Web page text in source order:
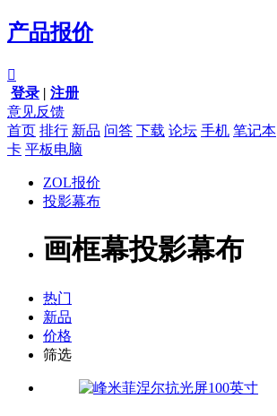
产品报价

登录 | 注册
意见反馈
首页 排行 新品 问答 下载 论坛 手机 笔记本
卡 平板电脑
ZOL报价
投影幕布
画框幕投影幕布
热门
新品
价格
筛选